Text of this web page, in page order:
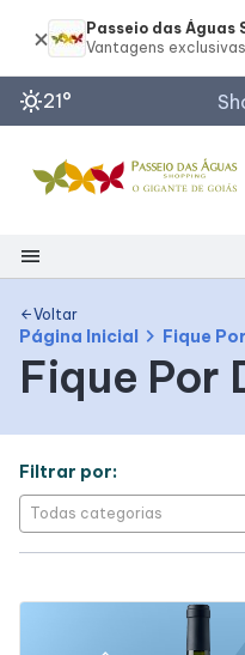
sunny21°
Horários de
Lojas
Acessar
menu
Shopping
Mapa Interno
Como Chegar
Facilidades
arrow_backVoltar
Página Inicial chevron_right Fique
Fique Por
Filtrar por:
Passeio das Águas